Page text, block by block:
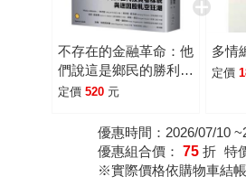
不存在的金融革命：他
們說這是鄉民的勝利，
華爾街卻坐著數錢數到
定價 520 元
多情
定價
優惠時間：2026/07/10
優惠組合價： 75 折 特
※實際價格依購物車結